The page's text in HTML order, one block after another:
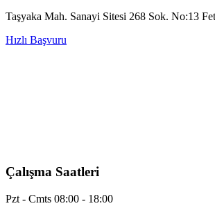
Taşyaka Mah. Sanayi Sitesi 268 Sok. No:13
Hızlı Başvuru
Çalışma Saatleri
Pzt - Cmts 08:00 - 18:00